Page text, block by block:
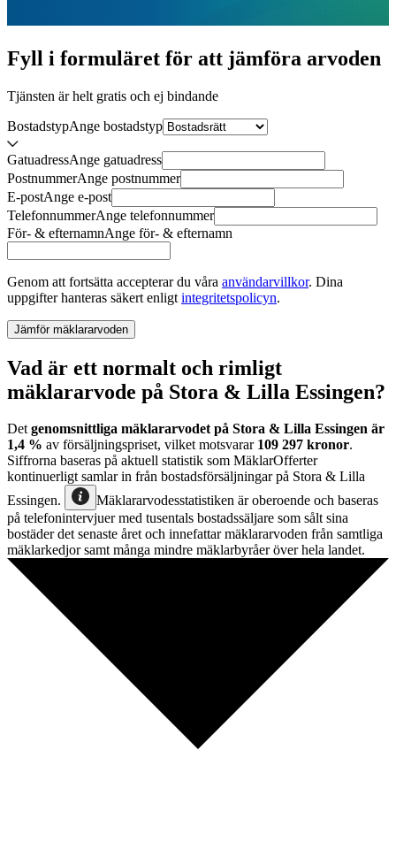
Fyll i formuläret för att jämföra arvoden
Tjänsten är helt gratis och ej bindande
BostadstypAnge bostadstyp
GatuadressAnge gatuadress
PostnummerAnge postnummer
E-postAnge e-post
TelefonnummerAnge telefonnummer
För- & efternamnAnge för- & efternamn
Genom att fortsätta accepterar du våra användarvillkor. Dina
uppgifter hanteras säkert enligt integritetspolicyn.
Jämför mäklararvoden
Vad är ett normalt och rimligt
mäklararvode på Stora & Lilla Essingen?
Detgenomsnittliga mäklararvodetpå Stora & Lilla Essingen är
1,4 % av försäljningspriset, vilket motsvarar 109 297 kronor.
Siffrorna baseras på aktuell statistik som MäklarOfferter
kontinuerligt samlar in från bostadsförsäljningarpå Stora & Lilla
Essingen.
Mäklararvodesstatistiken är oberoende och baseras
på telefonintervjuer med tusentals bostadssäljare som sålt sina
bostäder det senaste året och innefattar mäklararvoden från samtliga
mäklarkedjor samt många mindre mäklarbyråer över hela landet.